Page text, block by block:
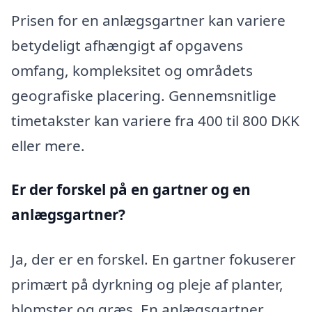
Prisen for en anlægsgartner kan variere
betydeligt afhængigt af opgavens
omfang, kompleksitet og områdets
geografiske placering. Gennemsnitlige
timetakster kan variere fra 400 til 800 DKK
eller mere.
Er der forskel på en gartner og en
anlægsgartner?
Ja, der er en forskel. En gartner fokuserer
primært på dyrkning og pleje af planter,